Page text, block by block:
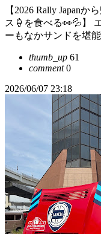
【2026 Rally Japan
ス🍦を食べる👀💦】
ーもなかサンドを堪
thumb_up 61
comment0
2026/06/07 23:18